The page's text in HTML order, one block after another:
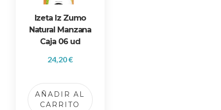
Izeta Iz Zumo
Natural Manzana
Caja 06 ud
24,20€
AÑADIR AL
CARRITO